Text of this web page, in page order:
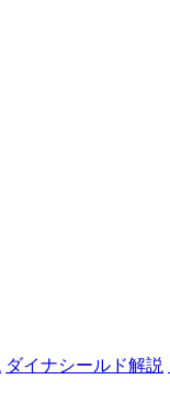
ダイナシールド解説